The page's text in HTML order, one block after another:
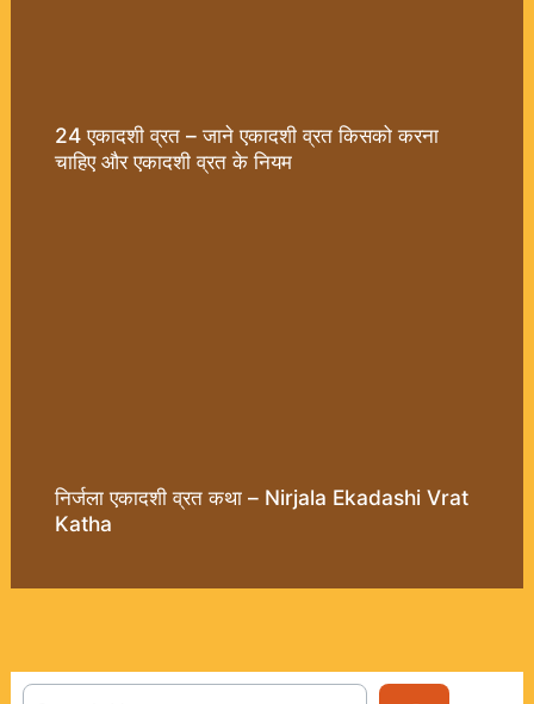
24 एकादशी व्रत – जाने एकादशी व्रत किसको करना
चाहिए और एकादशी व्रत के नियम
निर्जला एकादशी व्रत कथा – Nirjala Ekadashi Vrat
Katha